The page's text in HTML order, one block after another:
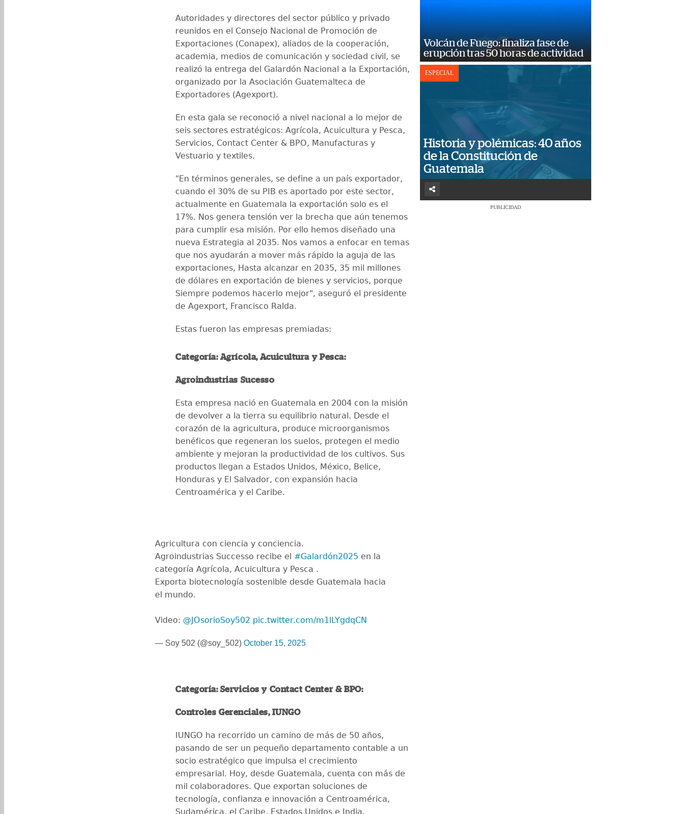
Autoridades y directores del sector público y privado
reunidos en el Consejo Nacional de Promoción de
Exportaciones (Conapex), aliados de la cooperación,
academia, medios de comunicación y sociedad civil, se
realizó la entrega del Galardón Nacional a la Exportación,
organizado por la Asociación Guatemalteca de
Exportadores (Agexport).
En esta gala se reconoció a nivel nacional a lo mejor de
seis sectores estratégicos: Agrícola, Acuicultura y Pesca,
Servicios, Contact Center & BPO, Manufacturas y
Vestuario y textiles.
"En términos generales, se define a un país exportador,
cuando el 30% de su PIB es aportado por este sector,
actualmente en Guatemala la exportación solo es el
17%. Nos genera tensión ver la brecha que aún tenemos
para cumplir esa misión. Por ello hemos diseñado una
nueva Estrategia al 2035. Nos vamos a enfocar en temas
que nos ayudarán a mover más rápido la aguja de las
exportaciones, Hasta alcanzar en 2035, 35 mil millones
de dólares en exportación de bienes y servicios, porque
Siempre podemos hacerlo mejor", aseguró el presidente
de Agexport, Francisco Ralda.
Estas fueron las empresas premiadas:
Categoría: Agrícola, Acuicultura y Pesca:
Agroindustrias Sucesso
Esta empresa nació en Guatemala en 2004 con la misión
de devolver a la tierra su equilibrio natural. Desde el
corazón de la agricultura, produce microorganismos
benéficos que regeneran los suelos, protegen el medio
ambiente y mejoran la productividad de los cultivos. Sus
productos llegan a Estados Unidos, México, Belice,
Honduras y El Salvador, con expansión hacia
Centroamérica y el Caribe.
Agricultura con ciencia y conciencia.
Agroindustrias Successo recibe el #Galardón2025 en la
categoría Agrícola, Acuicultura y Pesca .
Exporta biotecnología sostenible desde Guatemala hacia
el mundo.
Video: @JOsorioSoy502 pic.twitter.com/m1lLYgdqCN
— Soy 502 (@soy_502) October 15, 2025
Categoría: Servicios y Contact Center & BPO:
Controles Gerenciales, IUNGO
IUNGO ha recorrido un camino de más de 50 años,
pasando de ser un pequeño departamento contable a un
socio estratégico que impulsa el crecimiento
empresarial. Hoy, desde Guatemala, cuenta con más de
mil colaboradores. Que exportan soluciones de
tecnología, confianza e innovación a Centroamérica,
Sudamérica, el Caribe, Estados Unidos e India.
Volcán de Fuego: finaliza fase de
erupción tras 50 horas de actividad
ESPECIAL
Historia y polémicas: 40 años
de la Constitución de
Guatemala
PUBLICIDAD